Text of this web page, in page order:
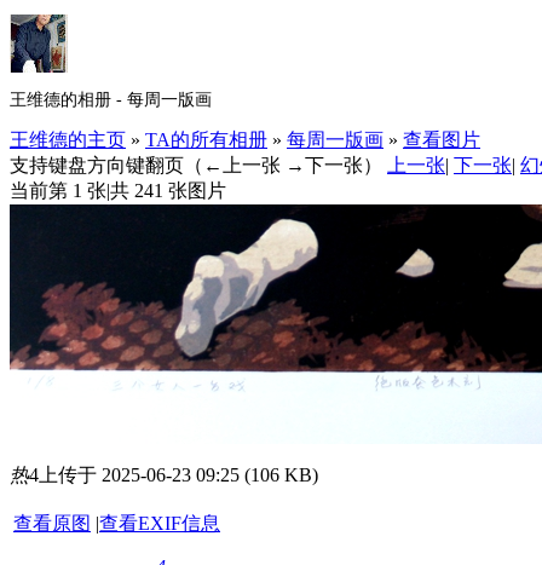
王维德的相册 - 每周一版画
王维德的主页 » TA的所有相册 » 每周一版画 » 查看图片
支持键盘方向键翻页（←上一张 →下一张）
上一张| 下一张|
当前第 1 张|共 241 张图片
热4 上传于 2025-06-23 09:25 (106 KB)
查看原图 |查看EXIF信息